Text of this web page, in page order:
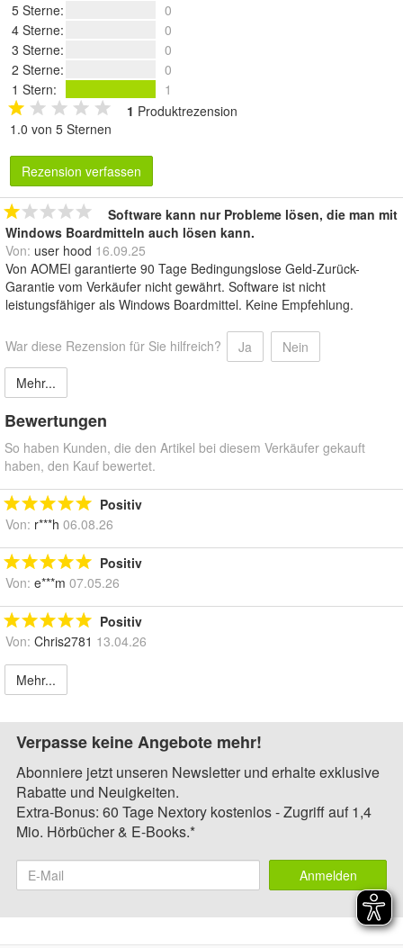
5 Sterne:
0
4 Sterne:
0
3 Sterne:
0
2 Sterne:
0
1 Stern:
1
1 Produktrezension
1.0 von 5 Sternen
Rezension verfassen
Software kann nur Probleme lösen, die man mit
Windows Boardmitteln auch lösen kann.
Von: user hood 16.09.25
Von AOMEI garantierte 90 Tage Bedingungslose Geld-Zurück-
Garantie vom Verkäufer nicht gewährt. Software ist nicht
leistungsfähiger als Windows Boardmittel. Keine Empfehlung.
War diese Rezension für Sie hilfreich? Ja
Nein
Mehr...
Bewertungen
So haben Kunden, die den Artikel bei diesem Verkäufer gekauft
haben, den Kauf bewertet.
Positiv
Von: r***h 06.08.26
Positiv
Von: e***m 07.05.26
Positiv
Von: Chris2781 13.04.26
Mehr...
Verpasse keine Angebote mehr!
Abonniere jetzt unseren Newsletter und erhalte exklusive
Rabatte und Neuigkeiten.
Extra-Bonus: 60 Tage Nextory kostenlos - Zugriff auf 1,4
Mio. Hörbücher & E-Books.*
Anmelden